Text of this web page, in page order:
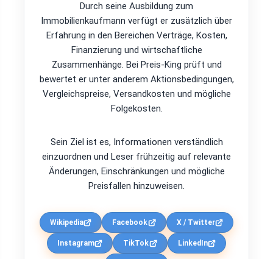
Durch seine Ausbildung zum
Immobilienkaufmann verfügt er zusätzlich über
Erfahrung in den Bereichen Verträge, Kosten,
Finanzierung und wirtschaftliche
Zusammenhänge. Bei Preis-King prüft und
bewertet er unter anderem Aktionsbedingungen,
Vergleichspreise, Versandkosten und mögliche
Folgekosten.
Sein Ziel ist es, Informationen verständlich
einzuordnen und Leser frühzeitig auf relevante
Änderungen, Einschränkungen und mögliche
Preisfallen hinzuweisen.
Wikipedia Facebook X / Twitter
Instagram TikTok LinkedIn